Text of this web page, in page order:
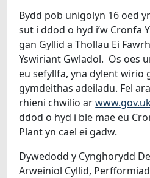
Bydd pob unigolyn 16 oed
sut i ddod o hyd i’w Cronfa
gan Gyllid a Thollau Ei
Yswiriant Gwladol. Os oes
eu sefyllfa, yna dylent wirio
gymdeithas adeiladu. Fel
rhieni chwilio ar
ddod o hyd i ble mae eu
Plant yn cael ei gadw.
Dywedodd y Cynghorydd
Arweiniol Cyllid,